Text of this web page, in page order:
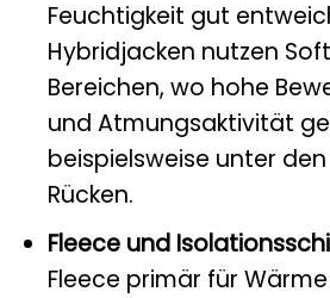
Feuchtigkeit gut
Hybridjacken nutzen
Bereichen, wo hohe
und Atmungsaktivität
beispielsweise unter
Rücken.
Fleece und
Fleece primär für